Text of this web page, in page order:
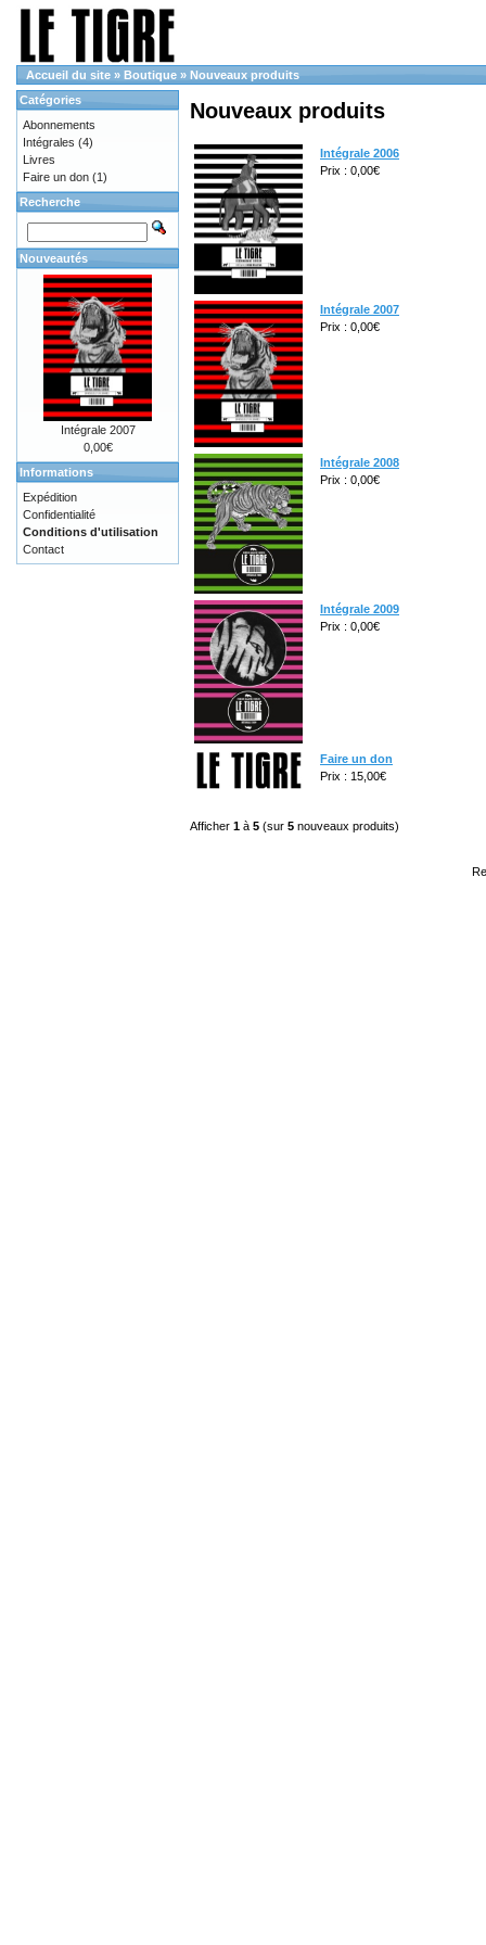
Accueil du site » Boutique » Nouveaux produits
Nouveaux produits
Intégrale 2006
Prix : 0,00€
Intégrale 2007
Prix : 0,00€
Intégrale 2008
Prix : 0,00€
Intégrale 2009
Prix : 0,00€
Faire un don
Prix : 15,00€
Afficher 1 à 5 (sur 5 nouveaux produits)
Catégories
Abonnements
Intégrales (4)
Livres
Faire un don (1)
Recherche
Nouveautés
Intégrale 2007
0,00€
Informations
Expédition
Confidentialité
Conditions d'utilisation
Contact